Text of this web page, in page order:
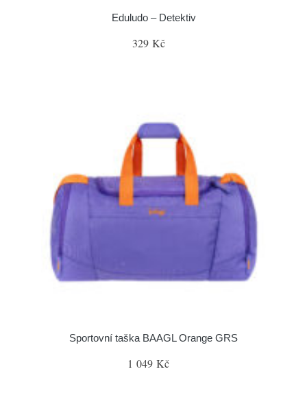
Eduludo – Detektiv
329 Kč
Sportovní taška BAAGL Orange GRS
1 049 Kč